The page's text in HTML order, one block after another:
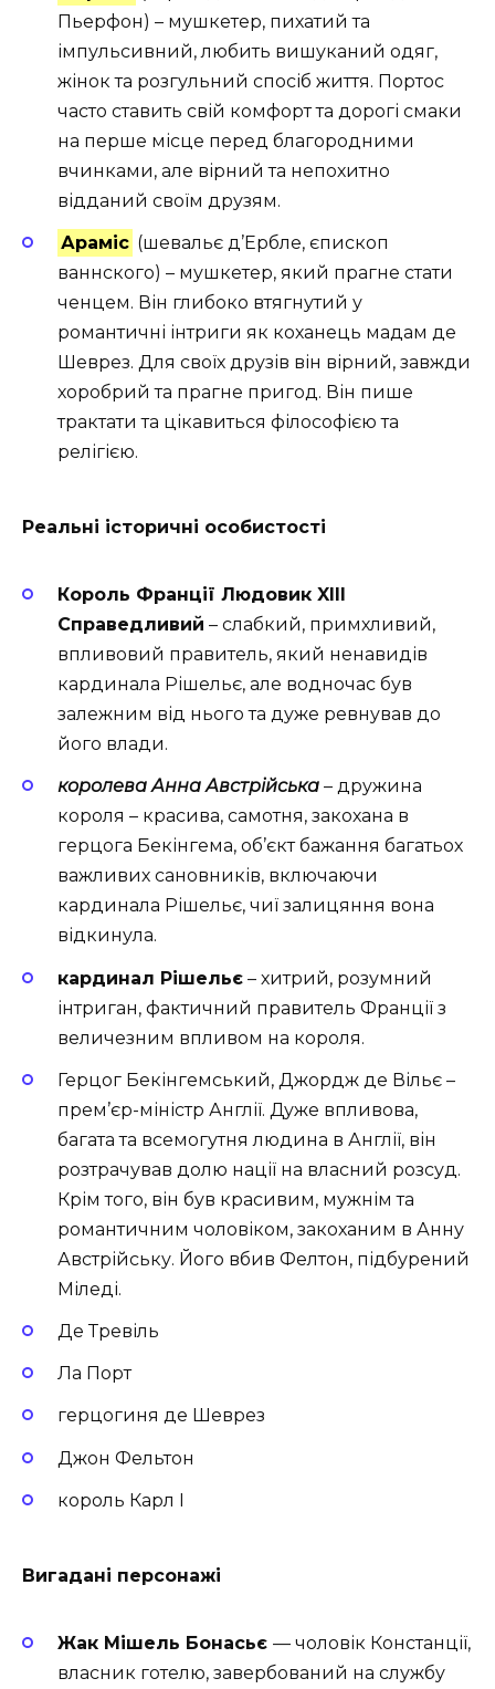
Пьерфон) – мушкетер, пихатий та
імпульсивний, любить вишуканий одяг,
жінок та розгульний спосіб життя. Портос
часто ставить свій комфорт та дорогі смаки
на перше місце перед благородними
вчинками, але вірний та непохитно
відданий своїм друзям.
Араміс (шевальє д’Ербле, єпископ
ваннского) – мушкетер, який прагне стати
ченцем. Він глибоко втягнутий у
романтичні інтриги як коханець мадам де
Шеврез. Для своїх друзів він вірний, завжди
хоробрий та прагне пригод. Він пише
трактати та цікавиться філософією та
релігією.
Реальні історичні особистості
Король Франції Людовик XIII
Справедливий – слабкий, примхливий,
впливовий правитель, який ненавидів
кардинала Рішельє, але водночас був
залежним від нього та дуже ревнував до
його влади.
королева Анна Австрійська – дружина
короля – красива, самотня, закохана в
герцога Бекінгема, об’єкт бажання багатьох
важливих сановників, включаючи
кардинала Рішельє, чиї залицяння вона
відкинула.
кардинал Рішельє – хитрий, розумний
інтриган, фактичний правитель Франції з
величезним впливом на короля.
Герцог Бекінгемський, Джордж де Вільє –
прем’єр-міністр Англії. Дуже впливова,
багата та всемогутня людина в Англії, він
розтрачував долю нації на власний розсуд.
Крім того, він був красивим, мужнім та
романтичним чоловіком, закоханим в Анну
Австрійську. Його вбив Фелтон, підбурений
Міледі.
Де Тревіль
Ла Порт
герцогиня де Шеврез
Джон Фельтон
король Карл I
Вигадані персонажі
Жак Мішель Бонасьє — чоловік Констанції,
власник готелю, завербований на службу